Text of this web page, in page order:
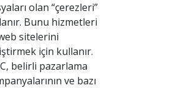
olan “çerezleri”
Bunu hizmetleri
sitelerini
için kullanır.
belirli pazarlama
ve bazı